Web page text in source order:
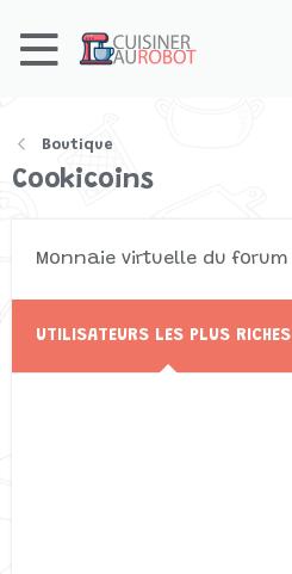
Boutique
Cookicoins
Monnaie virtuelle du forum
UTILISATEURS LES PLUS RICHES